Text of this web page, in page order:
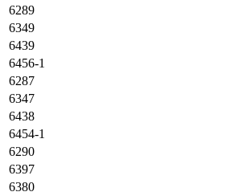
6289
6349
6439
6456-1
6287
6347
6438
6454-1
6290
6397
6380